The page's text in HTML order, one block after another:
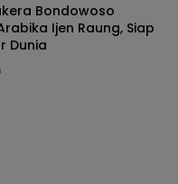
Bondowoso
Ijen Raung, Siap
Dunia